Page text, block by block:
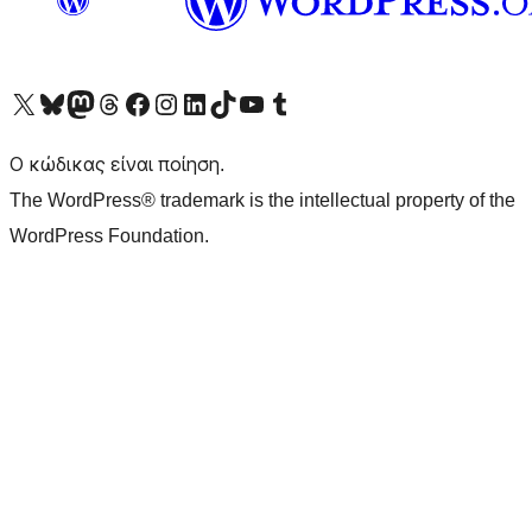
Visit our X (formerly Twitter) account
Visit our Bluesky account
Επισκεφθείτε τον λογαριασμό μας στο Mastodon
Visit our Threads account
Επισκεφτείτε τη σελίδα μας στο Facebook
Επισκεφθείτε τον λογαριασμό μας Instagram
Επισκεφθείτε τον λογαριασμό μας LinkedIn
Visit our TikTok account
Visit our YouTube channel
Visit our Tumblr account
Ο κώδικας είναι ποίηση.
The WordPress® trademark is the intellectual property of the
WordPress Foundation.